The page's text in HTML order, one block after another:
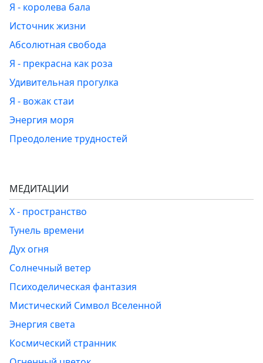
Я - королева бала
Источник жизни
Абсолютная свобода
Я - прекрасна как роза
Удивительная прогулка
Я - вожак стаи
Энергия моря
Преодоление трудностей
МЕДИТАЦИИ
Х - пространство
Тунель времени
Дух огня
Солнечный ветер
Психоделическая фантазия
Мистический Символ Вселенной
Энергия света
Космический странник